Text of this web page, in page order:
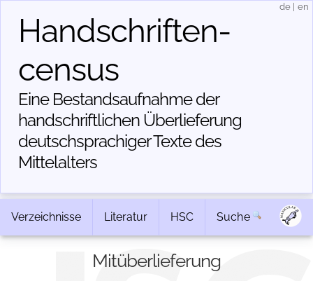
Handschriften­
census
Eine Bestandsaufnahme der
handschriftlichen Über­lieferung
deutschsprachiger Texte des
Mittelalters
de en
Verzeichnisse Literatur HSC Suche
Mitüberlieferung